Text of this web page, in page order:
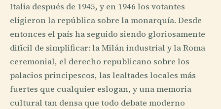
Italia después de 1945, y en 1946 los votantes
eligieron la república sobre la monarquía. Desde
entonces el país ha seguido siendo gloriosamente
difícil de simplificar: la Milán industrial y la Roma
ceremonial, el derecho republicano sobre los
palacios principescos, las lealtades locales más
fuertes que cualquier eslogan, y una memoria
cultural tan densa que todo debate moderno